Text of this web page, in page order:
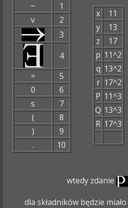
~
1
v
2
3
4
=
5
0
6
s
7
(
8
)
9
.
10
x
11
y
13
z
17
p 11^2
q 13^2
r 17^2
P 11^3
Q 13^3
R 17^3
wtedy zdanie
dla składników będzie